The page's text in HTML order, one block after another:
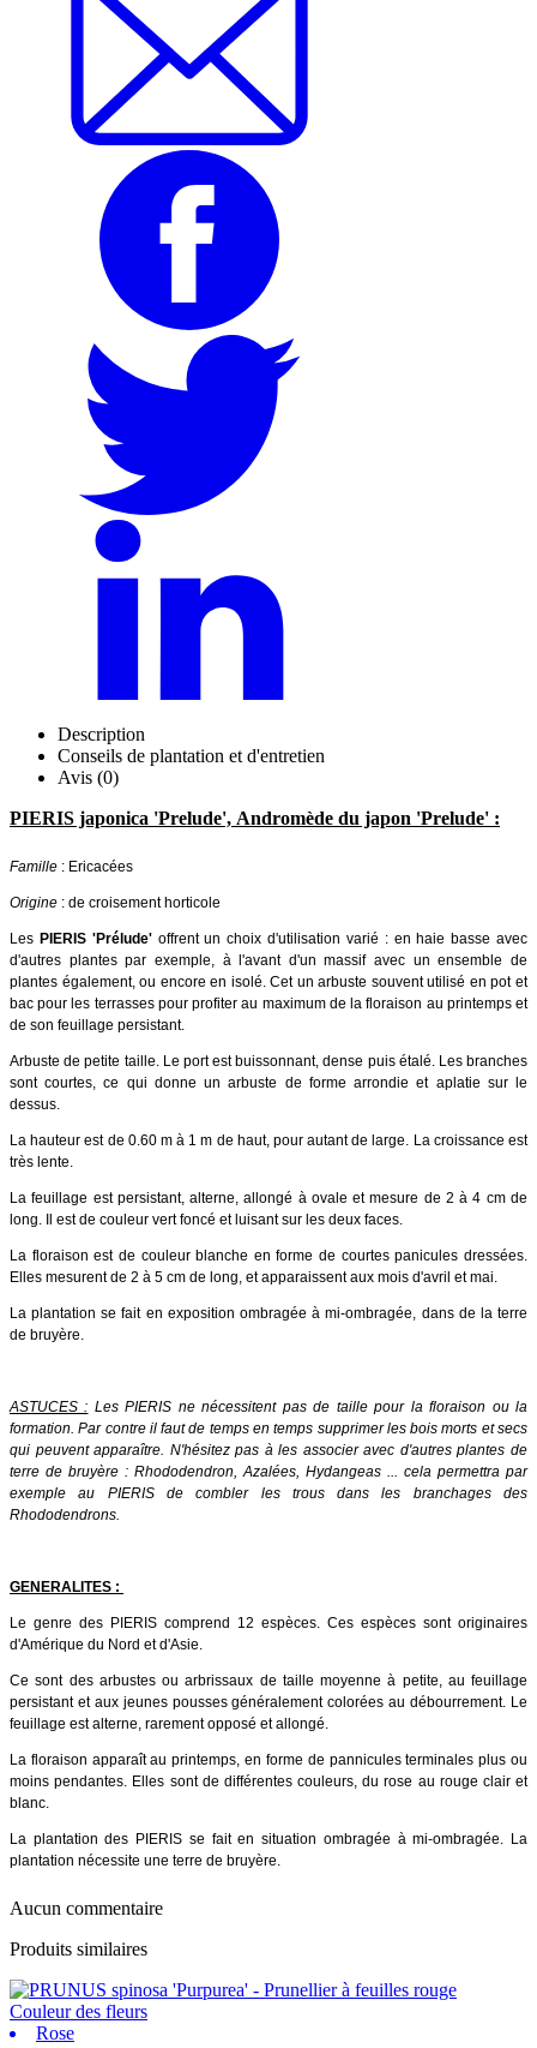
Description
Conseils de plantation et d'entretien
Avis (0)
PIERIS japonica 'Prelude', Andromède du japon 'Prelude' :
Famille : Ericacées
Origine : de croisement horticole
Les PIERIS 'Prélude'offrent un choix d'utilisation varié : en haie basse avec
d'autres plantes par exemple, à l'avant d'un massif avec un ensemble de
plantes également, ou encore en isolé. Cet un arbuste souvent utilisé en pot et
bac pour les terrasses pour profiter au maximum de la floraison au printemps et
de son feuillage persistant.
Arbuste de petite taille. Le port est buissonnant, dense puis étalé. Les branches
sont courtes, ce qui donne un arbuste de forme arrondie et aplatie sur le
dessus.
La hauteur est de 0.60 m à 1 m de haut, pour autant de large. La croissance est
très lente.
La feuillage est persistant, alterne, allongé à ovale et mesure de 2 à 4 cm de
long. Il est de couleur vert foncé et luisant sur les deux faces.
La floraison est de couleur blanche en forme de courtes panicules dressées.
Elles mesurent de 2 à 5 cm de long, et apparaissent aux mois d'avril et mai.
La plantation se fait en exposition ombragée à mi-ombragée, dans de la terre
de bruyère.
ASTUCES : Les PIERIS ne nécessitent pas de taille pour la floraison ou la
formation. Par contre il faut de temps en temps supprimer les bois morts et secs
qui peuvent apparaître. N'hésitez pas à les associer avec d'autres plantes de
terre de bruyère : Rhododendron, Azalées, Hydangeas ... cela permettra par
exemple au PIERIS de combler les trous dans les branchages des
Rhododendrons.
GENERALITES :
Le genre des PIERIS comprend 12 espèces. Ces espèces sont originaires
d'Amérique du Nord et d'Asie.
Ce sont des arbustes ou arbrissaux de taille moyenne à petite, au feuillage
persistant et aux jeunes pousses généralement colorées au débourrement. Le
feuillage est alterne, rarement opposé et allongé.
La floraison apparaît au printemps, en forme de pannicules terminales plus ou
moins pendantes. Elles sont de différentes couleurs, du rose au rouge clair et
blanc.
La plantation des PIERIS se fait en situation ombragée à mi-ombragée. La
plantation nécessite une terre de bruyère.
Aucun commentaire
Produits similaires
Couleur des fleurs
Rose